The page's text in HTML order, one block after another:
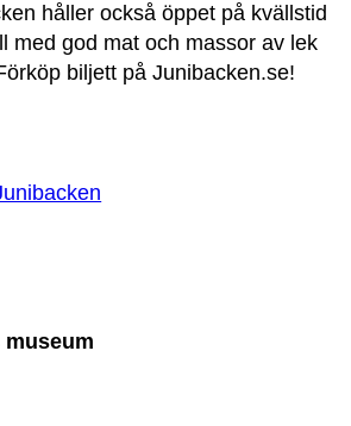
håller också öppet på kvällstid
med god mat och massor av lek
biljett på Junibacken.se!